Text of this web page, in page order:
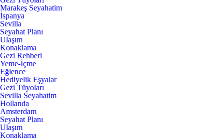
Marakeş Seyahatim
İspanya
Sevilla
Seyahat Planı
Ulaşım
Konaklama
Gezi Rehberi
Yeme-İçme
Eğlence
Hediyelik Eşyalar
Gezi Tüyoları
Sevilla Seyahatim
Hollanda
Amsterdam
Seyahat Planı
Ulaşım
Konaklama